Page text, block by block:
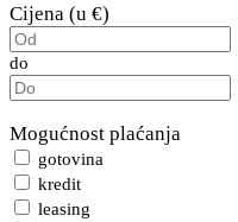
Cijena (u €)
do
Mogućnost plaćanja
gotovina
kredit
leasing